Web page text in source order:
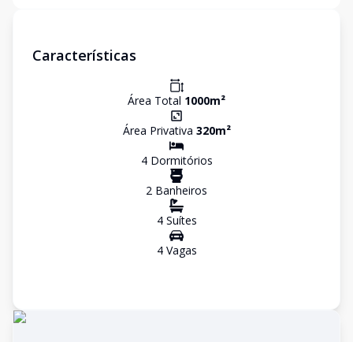
Características
Área Total 1000m²
Área Privativa 320m²
4Dormitórios
2 Banheiros
4Suítes
4Vagas